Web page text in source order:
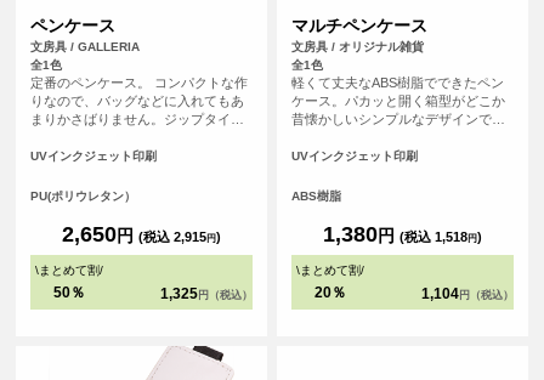
ペンケース
文房具 / GALLERIA
全1色
定番のペンケース。 コンパクトな作
りなので、バッグなどに入れてもあ
まりかさばりません。ジップタイプ
じ柄の印刷になります。
UVインクジェット印刷
PU(ポリウレタン）
2,650円 (税込 2,915円)
\まとめて割/
50％ 1,325 円（税込）
マルチペンケース
文房具 / オリジナル雑貨
全1色
軽くて丈夫なABS樹脂でできたペン
ケース。パカッと開く箱型がどこか
昔懐かしいシンプルなデザインで
ンを印刷して、スポーツチーム・ア
などのあらゆるシーンでオリジナル
UVインクジェット印刷
ABS樹脂
1,380円 (税込 1,518円)
\まとめて割/
20％ 1,104 円（税込）